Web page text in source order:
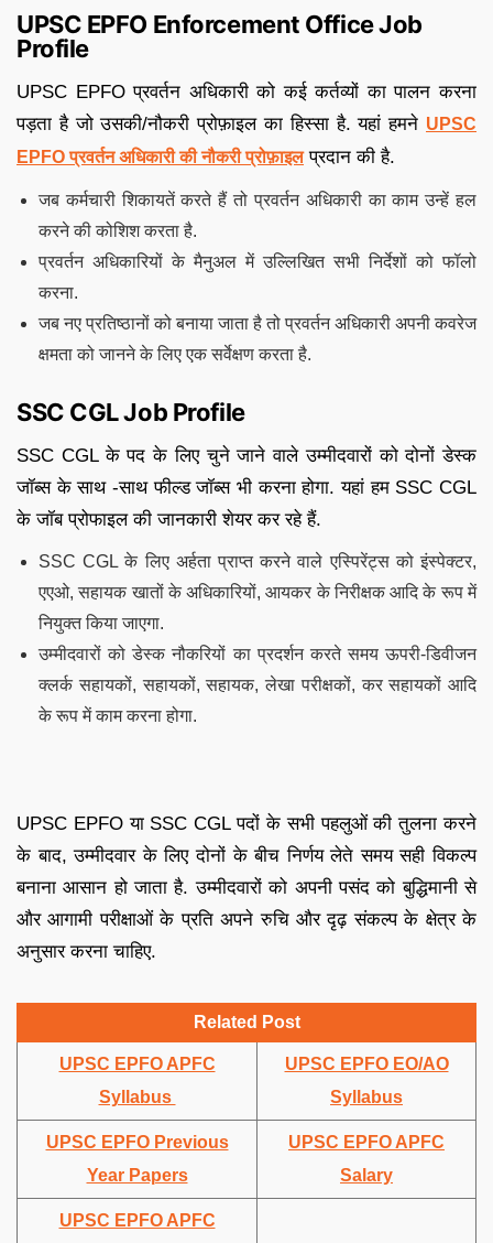
UPSC EPFO Enforcement Office Job
Profile
UPSC EPFO प्रवर्तन अधिकारी को कई कर्तव्यों का पालन करना
पड़ता है जो उसकी/नौकरी प्रोफ़ाइल का हिस्सा है. यहां हमने UPSC
EPFO प्रवर्तन अधिकारी की नौकरी प्रोफ़ाइलप्रदान की है.
जब कर्मचारी शिकायतें करते हैं तो प्रवर्तन अधिकारी का काम उन्हें हल
करने की कोशिश करता है.
प्रवर्तन अधिकारियों के मैनुअल में उल्लिखित सभी निर्देशों को फॉलो
करना.
जब नए प्रतिष्ठानों को बनाया जाता है तो प्रवर्तन अधिकारी अपनी कवरेज
क्षमता को जानने के लिए एक सर्वेक्षण करता है.
SSC CGL Job Profile
SSC CGL के पद के लिए चुने जाने वाले उम्मीदवारों को दोनों डेस्क
जॉब्स के साथ -साथ फील्ड जॉब्स भी करना होगा. यहां हम SSC CGL
के जॉब प्रोफाइल की जानकारी शेयर कर रहे हैं.
SSC CGL के लिए अर्हता प्राप्त करने वाले एस्पिरेंट्स को इंस्पेक्टर,
एएओ, सहायक खातों के अधिकारियों, आयकर के निरीक्षक आदि के रूप में
नियुक्त किया जाएगा.
उम्मीदवारों को डेस्क नौकरियों का प्रदर्शन करते समय ऊपरी-डिवीजन
क्लर्क सहायकों, सहायकों, सहायक, लेखा परीक्षकों, कर सहायकों आदि
के रूप में काम करना होगा.
UPSC EPFO या SSC CGL पदों के सभी पहलुओं की तुलना करने
के बाद, उम्मीदवार के लिए दोनों के बीच निर्णय लेते समय सही विकल्प
बनाना आसान हो जाता है. उम्मीदवारों को अपनी पसंद को बुद्धिमानी से
और आगामी परीक्षाओं के प्रति अपने रुचि और दृढ़ संकल्प के क्षेत्र के
अनुसार करना चाहिए.
Related Post
UPSC EPFO APFC
Syllabus
UPSC EPFO EO/AO
Syllabus
UPSC EPFO Previous
Year Papers
UPSC EPFO APFC
Salary
UPSC EPFO APFC